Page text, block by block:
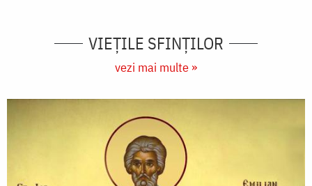
VIEŢILE SFINŢILOR
vezi mai multe »